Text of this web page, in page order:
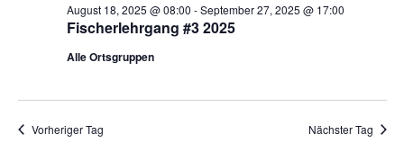
2025Fischerlehrgang #3 2025
August 18, 2025 @ 08:00 -September 27, 2025 @ 17:00
Alle Ortsgruppen
Vorheriger Tag Nächster Tag